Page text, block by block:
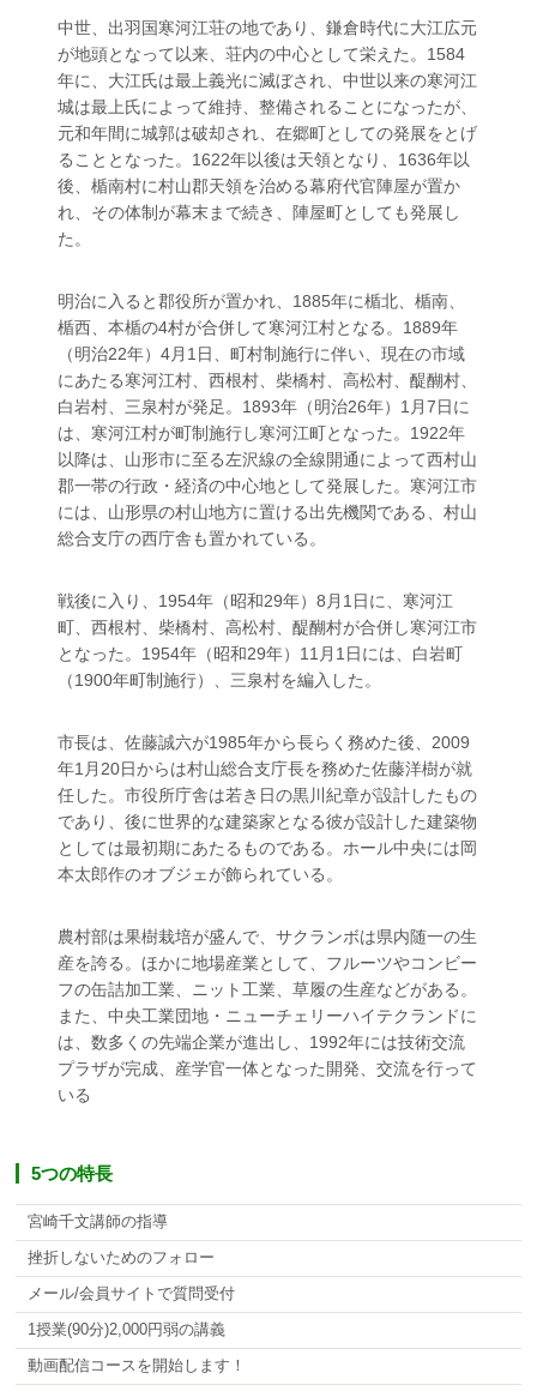
中世、出羽国寒河江荘の地であり、鎌倉時代に大江広元
が地頭となって以来、荘内の中心として栄えた。1584
年に、大江氏は最上義光に滅ぼされ、中世以来の寒河江
城は最上氏によって維持、整備されることになったが、
元和年間に城郭は破却され、在郷町としての発展をとげ
ることとなった。1622年以後は天領となり、1636年以
後、楯南村に村山郡天領を治める幕府代官陣屋が置か
れ、その体制が幕末まで続き、陣屋町としても発展し
た。
明治に入ると郡役所が置かれ、1885年に楯北、楯南、
楯西、本楯の4村が合併して寒河江村となる。1889年
（明治22年）4月1日、町村制施行に伴い、現在の市域
にあたる寒河江村、西根村、柴橋村、高松村、醍醐村、
白岩村、三泉村が発足。1893年（明治26年）1月7日に
は、寒河江村が町制施行し寒河江町となった。1922年
以降は、山形市に至る左沢線の全線開通によって西村山
郡一帯の行政・経済の中心地として発展した。寒河江市
には、山形県の村山地方に置ける出先機関である、村山
総合支庁の西庁舎も置かれている。
戦後に入り、1954年（昭和29年）8月1日に、寒河江
町、西根村、柴橋村、高松村、醍醐村が合併し寒河江市
となった。1954年（昭和29年）11月1日には、白岩町
（1900年町制施行）、三泉村を編入した。
市長は、佐藤誠六が1985年から長らく務めた後、2009
年1月20日からは村山総合支庁長を務めた佐藤洋樹が就
任した。市役所庁舎は若き日の黒川紀章が設計したもの
であり、後に世界的な建築家となる彼が設計した建築物
としては最初期にあたるものである。ホール中央には岡
本太郎作のオブジェが飾られている。
農村部は果樹栽培が盛んで、サクランボは県内随一の生
産を誇る。ほかに地場産業として、フルーツやコンビー
フの缶詰加工業、ニット工業、草履の生産などがある。
また、中央工業団地・ニューチェリーハイテクランドに
は、数多くの先端企業が進出し、1992年には技術交流
プラザが完成、産学官一体となった開発、交流を行って
いる
5つの特長
宮崎千文講師の指導
挫折しないためのフォロー
メール/会員サイトで質問受付
1授業(90分)2,000円弱の講義
動画配信コースを開始します！